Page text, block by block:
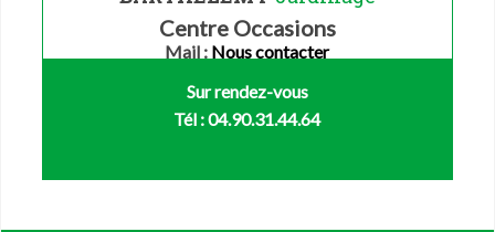
Centre Occasions
Mail : Nous contacter
Sur rendez-vous
Tél : 04.90.31.44.64